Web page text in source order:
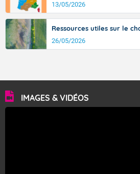
Fermer
13/05/2026
Ressources utiles sur le
26/05/2026
IMAGES & VIDÉOS